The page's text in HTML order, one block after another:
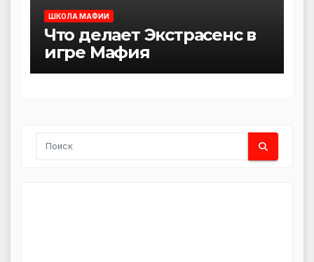
ШКОЛА МАФИИ
Что делает Экстрасенс в
игре Мафия